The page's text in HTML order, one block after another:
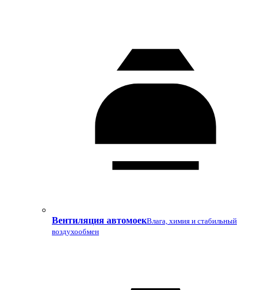
Вентиляция автомоекВлага, химия и стабильный
воздухообмен